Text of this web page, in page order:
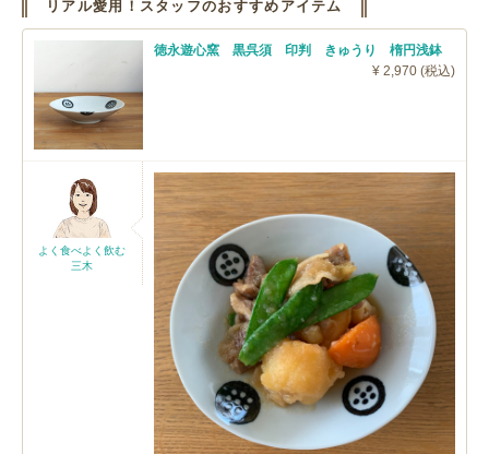
リアル愛用！スタッフのおすすめアイテム
徳永遊心窯 黒呉須 印判 きゅうり 楕円浅鉢
¥ 2,970 (税込)
よく食べよく飲む
三木